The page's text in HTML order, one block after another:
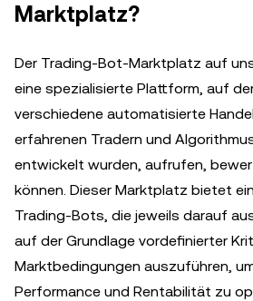
Marktplatz?
Der Trading-Bot-Marktplatz auf
eine spezialisierte Plattform, auf
verschiedene automatisierte
erfahrenen Tradern und
entwickelt wurden, aufrufen,
können. Dieser Marktplatz bietet
Trading-Bots, die jeweils darauf
auf der Grundlage vordefinierter
Marktbedingungen auszuführen,
Performance und Rentabilität zu